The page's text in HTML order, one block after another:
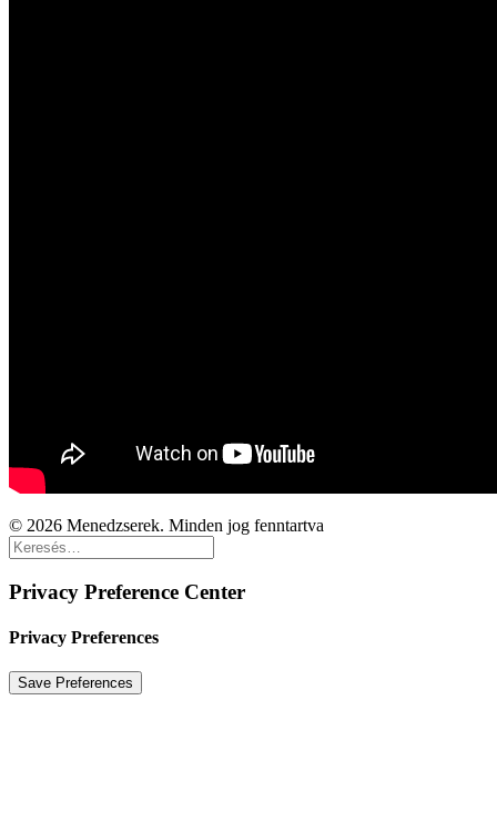
© 2026 Menedzserek. Minden jog fenntartva
Privacy Preference Center
Privacy Preferences